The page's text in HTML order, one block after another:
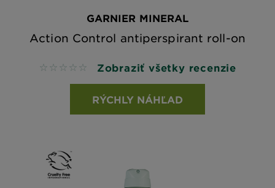
GARNIER MINERAL
Action Control antiperspirant roll-on
No reviews Zobraziť všetky recenzie
RÝCHLY NÁHĽAD